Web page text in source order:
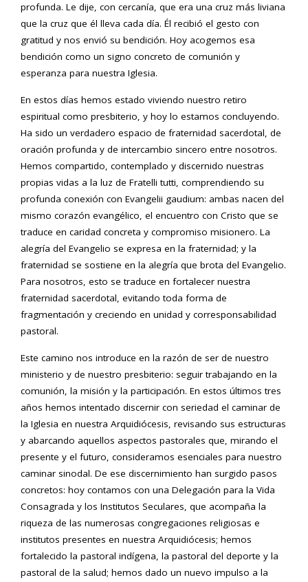
profunda. Le dije, con cercanía, que era una cruz más liviana
que la cruz que él lleva cada día. Él recibió el gesto con
gratitud y nos envió su bendición. Hoy acogemos esa
bendición como un signo concreto de comunión y
esperanza para nuestra Iglesia.
En estos días hemos estado viviendo nuestro retiro
espiritual como presbiterio, y hoy lo estamos concluyendo.
Ha sido un verdadero espacio de fraternidad sacerdotal, de
oración profunda y de intercambio sincero entre nosotros.
Hemos compartido, contemplado y discernido nuestras
propias vidas a la luz de Fratelli tutti, comprendiendo su
profunda conexión con Evangelii gaudium: ambas nacen del
mismo corazón evangélico, el encuentro con Cristo que se
traduce en caridad concreta y compromiso misionero. La
alegría del Evangelio se expresa en la fraternidad; y la
fraternidad se sostiene en la alegría que brota del Evangelio.
Para nosotros, esto se traduce en fortalecer nuestra
fraternidad sacerdotal, evitando toda forma de
fragmentación y creciendo en unidad y corresponsabilidad
pastoral.
Este camino nos introduce en la razón de ser de nuestro
ministerio y de nuestro presbiterio: seguir trabajando en la
comunión, la misión y la participación. En estos últimos tres
años hemos intentado discernir con seriedad el caminar de
la Iglesia en nuestra Arquidiócesis, revisando sus estructuras
y abarcando aquellos aspectos pastorales que, mirando el
presente y el futuro, consideramos esenciales para nuestro
caminar sinodal. De ese discernimiento han surgido pasos
concretos: hoy contamos con una Delegación para la Vida
Consagrada y los Institutos Seculares, que acompaña la
riqueza de las numerosas congregaciones religiosas e
institutos presentes en nuestra Arquidiócesis; hemos
fortalecido la pastoral indígena, la pastoral del deporte y la
pastoral de la salud; hemos dado un nuevo impulso a la